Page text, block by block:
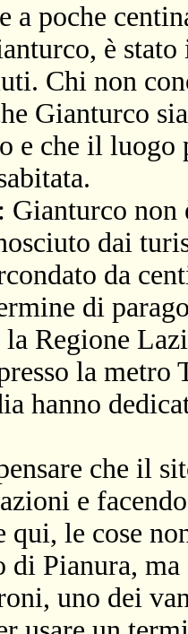
a poche
è
Chi non
Gianturco
e che il luogo
Gianturco
dai
da
di
Regione
la metro
hanno
che il
e
qui, le cose
di Pianura,
uno dei